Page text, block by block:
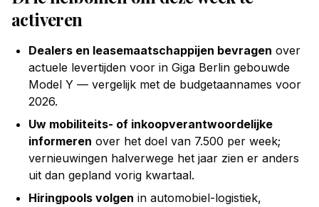
activeren
Dealers en leasemaatschappijen bevragen over
actuele levertijden voor in Giga Berlin gebouwde
Model Y — vergelijk met de budgetaannames voor
2026.
Uw mobiliteits- of inkoopverantwoordelijke
informeren over het doel van 7.500 per week;
vernieuwingen halverwege het jaar zien er anders
uit dan gepland vorig kwartaal.
Hiringpools volgen in automobiel-logistiek,